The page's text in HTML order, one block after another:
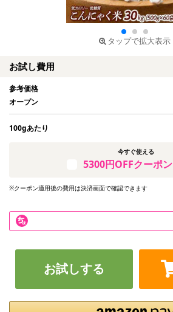
タップで拡大表示
お試し費用
参考価格
オープン
100gあたり
今すぐ使える
5300円OFFクーポン
※クーポン適用後の費用は決済画面で確認できます
お試しする